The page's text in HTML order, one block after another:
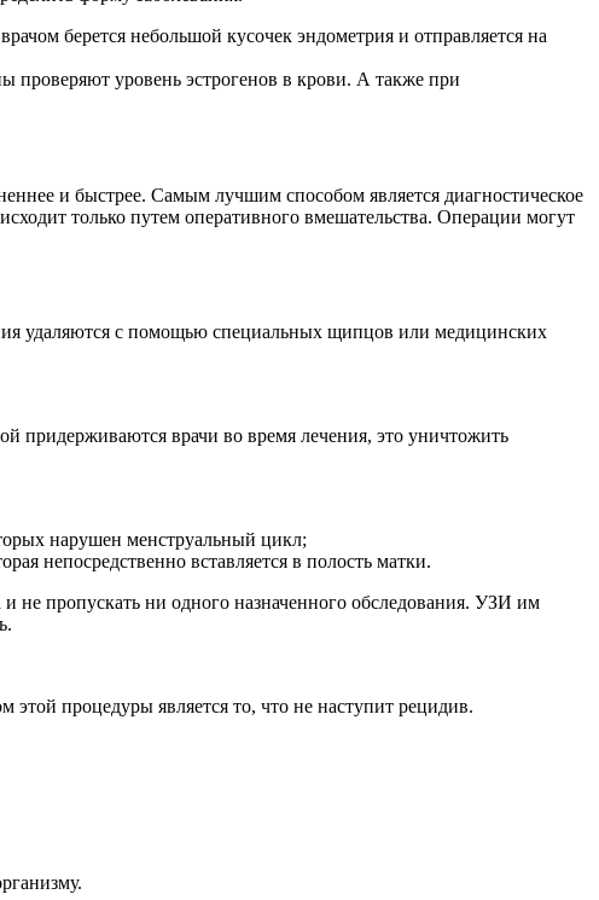
берется небольшой кусочек эндометрия и отправляется на
проверяют уровень эстрогенов в крови. А также при
и быстрее. Самым лучшим способом является диагностическое
только путем оперативного вмешательства. Операции могут
удаляются с помощью специальных щипцов или медицинских
придерживаются врачи во время лечения, это уничтожить
нарушен менструальный цикл;
непосредственно вставляется в полость матки.
не пропускать ни одного назначенного обследования. УЗИ им
процедуры является то, что не наступит рецидив.